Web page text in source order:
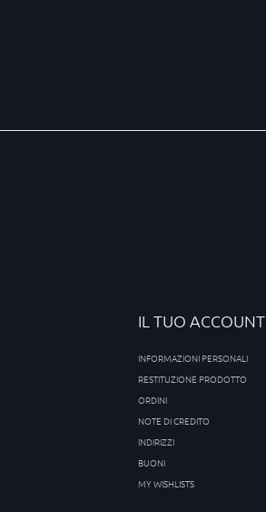
IL TUO ACCOUNT
INFORMAZIONI PERSONALI
RESTITUZIONE PRODOTTO
ORDINI
NOTE DI CREDITO
INDIRIZZI
BUONI
MY WISHLISTS